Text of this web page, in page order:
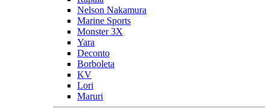
Nelson Nakamura
Marine Sports
Monster 3X
Yara
Deconto
Borboleta
KV
Lori
Maruri